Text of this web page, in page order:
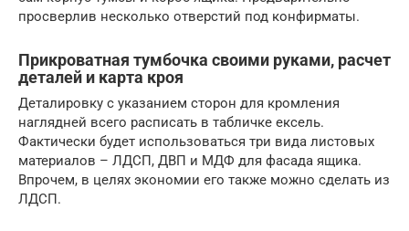
просверлив несколько отверстий под конфирматы.
Прикроватная тумбочка своими руками, расчет
деталей и карта кроя
Деталировку с указанием сторон для кромления
наглядней всего расписать в табличке ексель.
Фактически будет использоваться три вида листовых
материалов – ЛДСП, ДВП и МДФ для фасада ящика.
Впрочем, в целях экономии его также можно сделать из
ЛДСП.